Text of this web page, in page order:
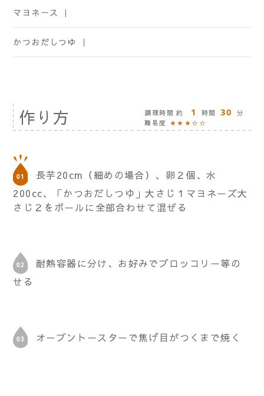
マヨネース ｜
かつおだしつゆ ｜
作り方 調理時間 約 1 時間 30
分
難易度 ★★★☆☆
長芋20cm（細めの場合）、卵２個、水
200cc、「かつおだしつゆ」大さじ１マヨネーズ大
さじ２をボールに全部合わせて混ぜる
耐熱容器に分け、お好みでブロッコリー等の
せる
オーブントースターで焦げ目がつくまで焼く